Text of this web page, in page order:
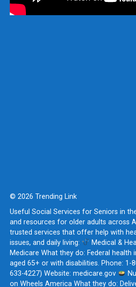
© 2026 Trending Link
Useful Social Services for Seniors in
and resources for older adults across
trusted services that offer help with
issues, and daily living:
Medical &
Medicare What they do: Federal health
aged 65+ or with disabilities. Phone: 1-
633-4227) Website: medicare.gov
on Wheels America What they do: